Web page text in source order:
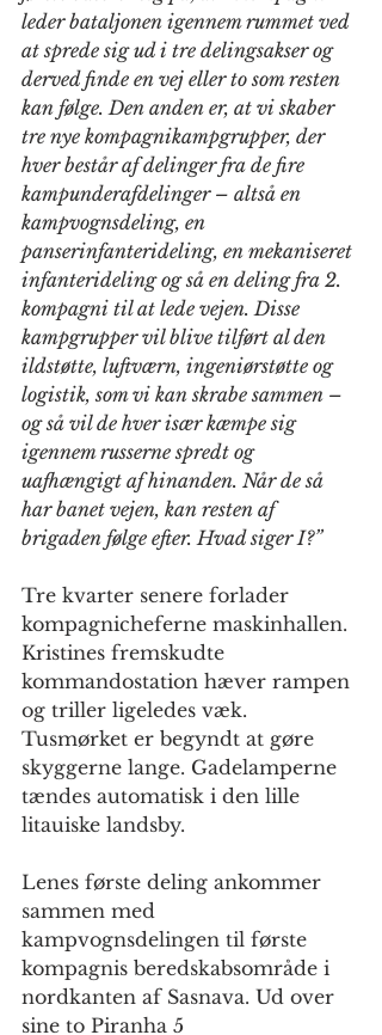
leder bataljonen igennem rummet ved
at sprede sig ud i tre delingsakser og
derved finde en vej eller to som resten
kan følge. Den anden er, at vi skaber
tre nye kompagnikampgrupper, der
hver består af delinger fra de fire
kampunderafdelinger – altså en
kampvognsdeling, en
panserinfanterideling, en mekaniseret
infanterideling og så en deling fra 2.
kompagni til at lede vejen. Disse
kampgrupper vil blive tilført al den
ildstøtte, luftværn, ingeniørstøtte og
logistik, som vi kan skrabe sammen –
og så vil de hver især kæmpe sig
igennem russerne spredt og
uafhængigt af hinanden. Når de så
har banet vejen, kan resten af
brigaden følge efter. Hvad siger I?”
Tre kvarter senere forlader
kompagnicheferne maskinhallen.
Kristines fremskudte
kommandostation hæver rampen
og triller ligeledes væk.
Tusmørket er begyndt at gøre
skyggerne lange. Gadelamperne
tændes automatisk i den lille
litauiske landsby.
Lenes første deling ankommer
sammen med
kampvognsdelingen til første
kompagnis beredskabsområde i
nordkanten af Sasnava. Ud over
sine to Piranha 5